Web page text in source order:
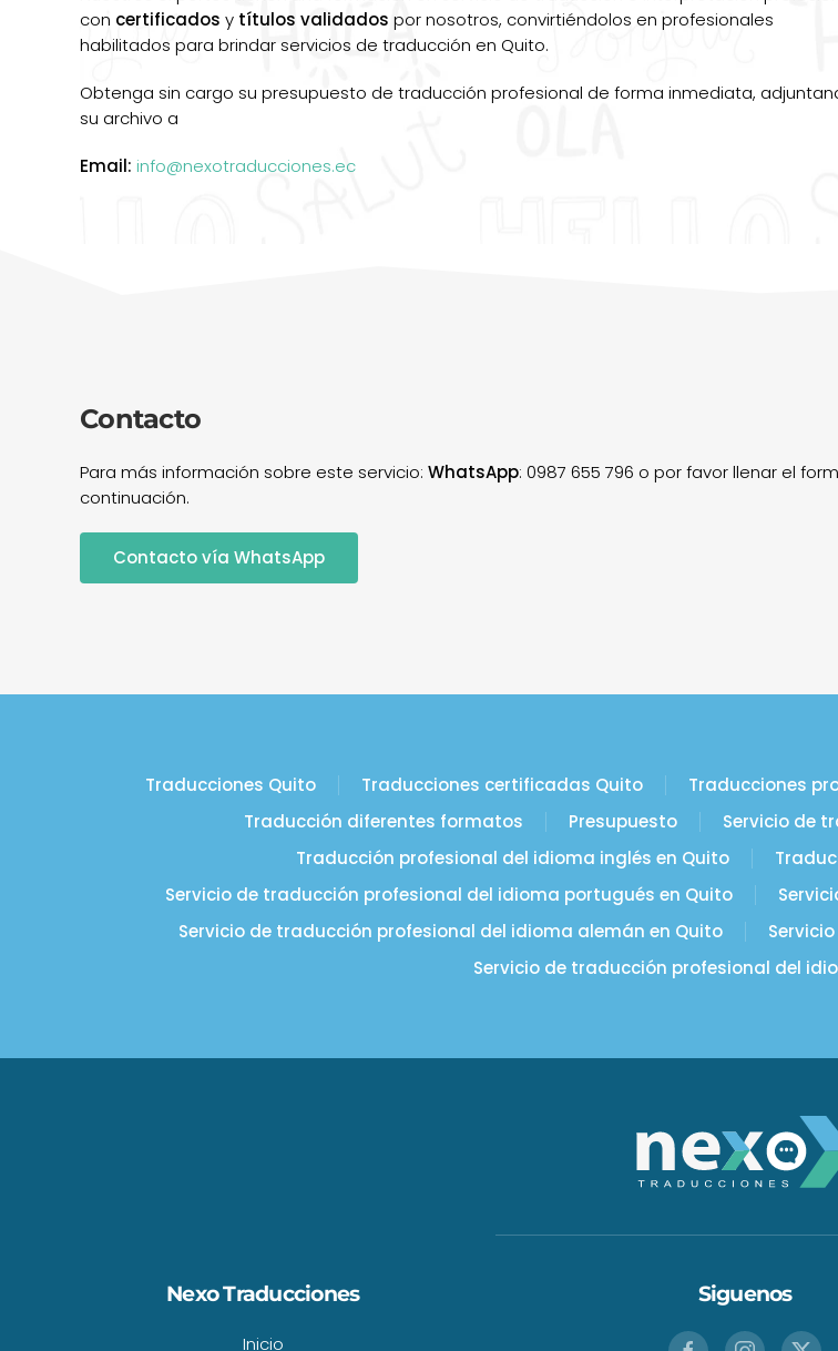
con certificados y títulos validados por nosotros, convirtiéndolos en profesionales
habilitados para brindar servicios de traducción en Quito.
Obtenga sin cargo su presupuesto de traducción profesional de forma inmediata,
su archivo a
Email: info@nexotraducciones.ec
Contacto
Para más información sobre este servicio: WhatsApp: 0987 655 796 o por favor llenar el
continuación.
Contacto vía WhatsApp
Traducciones Quito Traducciones certificadas Quito Traducciones
Traducción diferentes formatos
Presupuesto
Servicio de
Traducción profesional del idioma inglés en Quito
Servicio de traducción profesional del idioma portugués en Quito
Servicio de traducción profesional del idioma alemán en Quito
Servicio de traducción profesional del
Nexo Traducciones
Inicio
Siguenos